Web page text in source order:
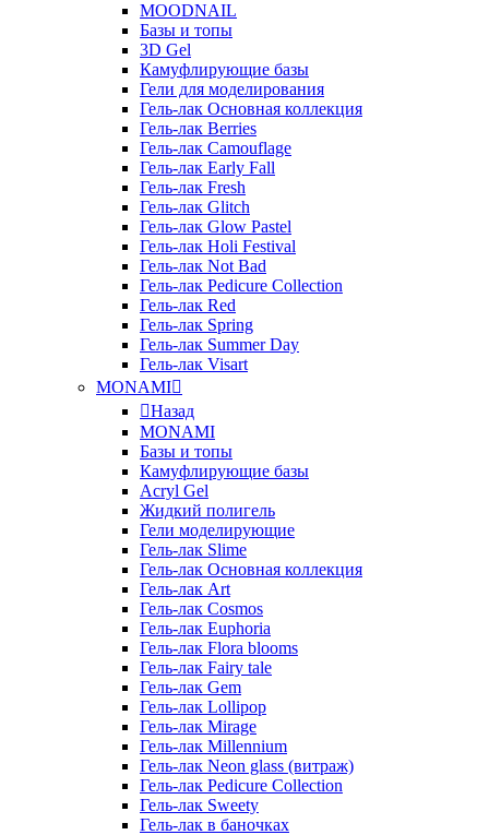
MOODNAIL
Базы и топы
3D Gel
Камуфлирующие базы
Гели для моделирования
Гель-лак Основная коллекция
Гель-лак Berries
Гель-лак Camouflage
Гель-лак Early Fall
Гель-лак Fresh
Гель-лак Glitch
Гель-лак Glow Pastel
Гель-лак Holi Festival
Гель-лак Not Bad
Гель-лак Pedicure Collection
Гель-лак Red
Гель-лак Spring
Гель-лак Summer Day
Гель-лак Visart
MONAMI
Назад
MONAMI
Базы и топы
Камуфлирующие базы
Acryl Gel
Жидкий полигель
Гели моделирующие
Гель-лак Slime
Гель-лак Основная коллекция
Гель-лак Art
Гель-лак Cosmos
Гель-лак Euphoria
Гель-лак Flora blooms
Гель-лак Fairy tale
Гель-лак Gem
Гель-лак Lollipop
Гель-лак Mirage
Гель-лак Millennium
Гель-лак Neon glass (витраж)
Гель-лак Pedicure Collection
Гель-лак Sweety
Гель-лак в баночках